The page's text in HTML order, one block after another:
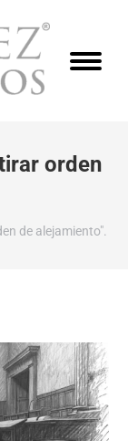
orden
de alejamiento".